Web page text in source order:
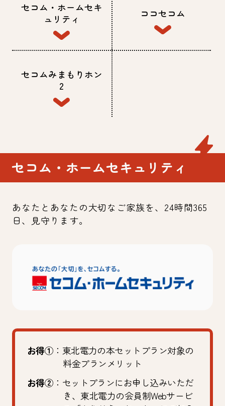
セコム・ホームセキ
ュリティ
ココセコム
セコムみまもりホン
2
セコム・ホームセキュリティ
あなたとあなたの大切なご家族を、24時間365
日、見守ります。
お得① ：東北電力の本セットプラン対象の
料金プランメリット
お得② ：セットプランにお申し込みいただ
き、東北電力の会員制Webサービ